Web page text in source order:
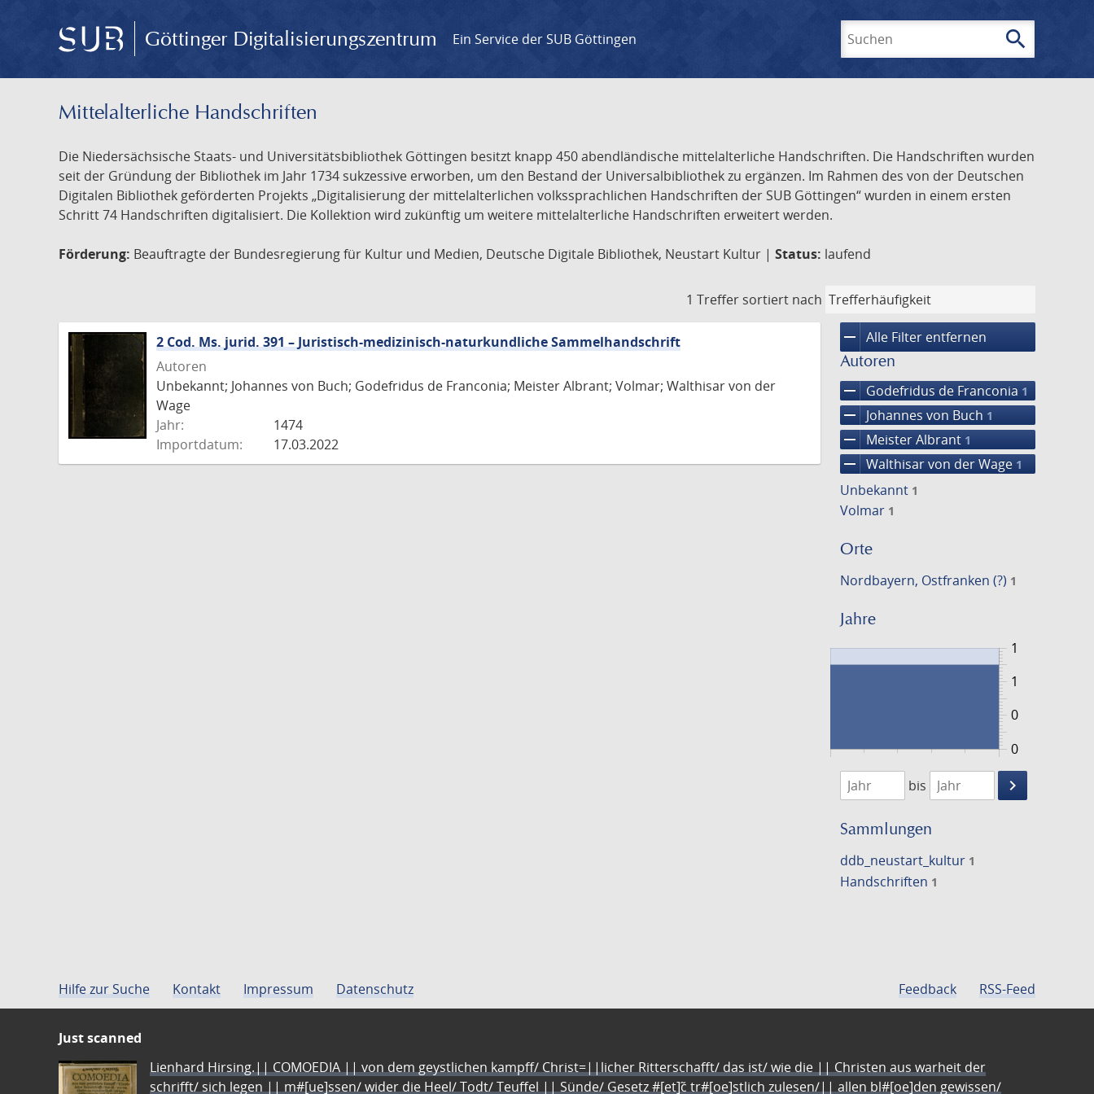
Göttinger Digitalisierungszentrum Ein Service der SUB Göttingen search
Mittelalterliche Handschriften
Die Niedersächsische Staats- und Universitätsbibliothek Göttingen besitzt knapp 450 abendländische mittelalterliche Handschriften. Die Handschriften wurden
seit der Gründung der Bibliothek im Jahr 1734 sukzessive erworben, um den Bestand der Universalbibliothek zu ergänzen. Im Rahmen des von der Deutschen
Digitalen Bibliothek geförderten Projekts „Digitalisierung der mittelalterlichen volkssprachlichen Handschriften der SUB Göttingen“ wurden in einem ersten
Schritt 74 Handschriften digitalisiert. Die Kollektion wird zukünftig um weitere mittelalterliche Handschriften erweitert werden.
Förderung: Beauftragte der Bundesregierung für Kultur und Medien, Deutsche Digitale Bibliothek, Neustart Kultur | Status: laufend
1 Treffer sortiert nach
remove Alle Filter entfernen
Autoren
remove Godefridus de Franconia 1
remove Johannes von Buch 1
remove Meister Albrant 1
remove Walthisar von der Wage 1
Unbekannt 1
Volmar 1
Orte
Nordbayern, Ostfranken (?) 1
Jahre
0
1
0
1
1474
1475
bis
keyboard_arrow_right
Suche
Sammlungen
ddb_neustart_kultur 1
Handschriften 1
2 Cod. Ms. jurid. 391 – Juristisch-medizinisch-naturkundliche Sammelhandschrift
Autoren
Unbekannt; Johannes von Buch; Godefridus de Franconia; Meister Albrant; Volmar; Walthisar von der
Wage
Jahr:
1474
Importdatum:
17.03.2022
Hilfe zur Suche Kontakt Impressum Datenschutz Feedback RSS-Feed
Just scanned
Lienhard Hirsing.|| COMOEDIA || von dem geystlichen kampff/ Christ=||licher Ritterschafft/ das ist/ wie die || Christen aus warheit der
schrifft/ sich legen || m#[ue]ssen/ wider die Heel/ Todt/ Teuffel || Sünde/ Gesetz #[et]c̃ tr#[oe]stlich zulesen/|| allen bl#[oe]den gewissen/